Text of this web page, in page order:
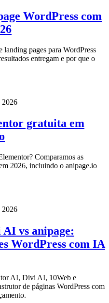
WordPress com
landing pages para WordPress
entregam e por que o
2026
gratuita em
Comparamos as
2026, incluindo o anipage.io
2026
vs anipage:
WordPress com IA
AI, Divi AI, 10Web e
de páginas WordPress com